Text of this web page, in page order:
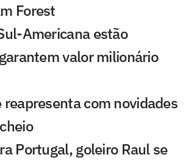
Forest
Americana estão
valor milionário
reapresenta com novidades
Portugal, goleiro Raul se